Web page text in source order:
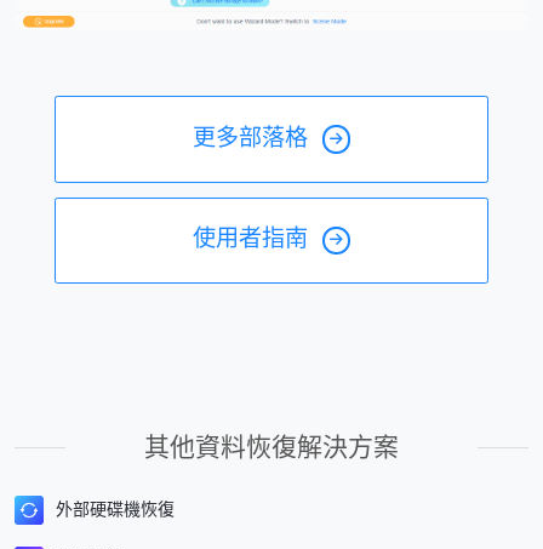
更多部落格
使用者指南
其他資料恢復解決方案
外部硬碟機恢復